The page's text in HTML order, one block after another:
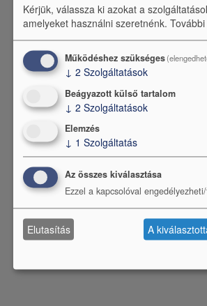
Kérjük, válassza ki azokat a
amelyeket használni szeretnénk.
Működéshez szükséges
↓ 2 Szolgáltatások
Beágyazott külső tartalom
↓ 2 Szolgáltatások
Elemzés
↓ 1 Szolgáltatás
Az összes kiválasztása
Ezzel a kapcsolóval
Elutasítás A